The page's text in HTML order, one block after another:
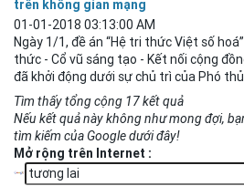
trên không gian mạng
01-01-2018 03:13:00 AM
Ngày 1/1, đề án “Hệ tri thức Việt số
thức - Cổ vũ sáng tạo - Kết nối cộng
đã khởi động dưới sự chủ trì của Phó
Tìm thấy tổng cộng 17 kết quả
Nếu kết quả này không như mong đợi,
tìm kiếm của Google dưới đây!
Mở rộng trên Internet :